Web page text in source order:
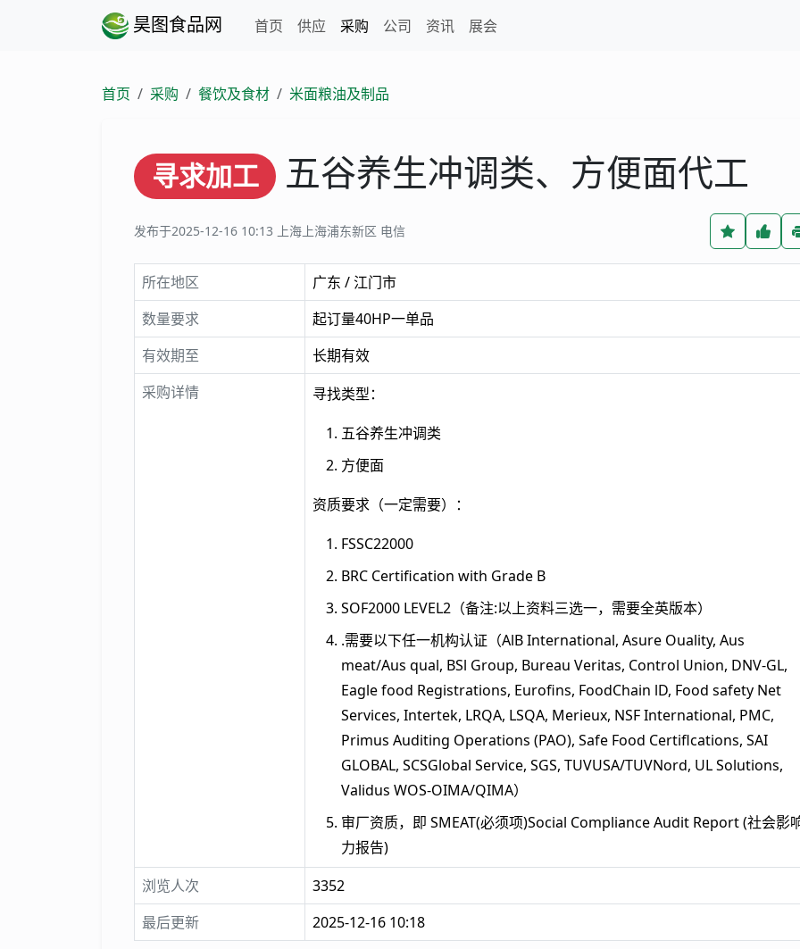
昊图食品网 首页 供应 采购 公司 资讯 展会
首页 采购 餐饮及食材 米面粮油及制品
寻求加工 五谷养生冲调类、方便面代工
发布于2025-12-16 10:13 上海上海浦东新区 电信
所在地区
广东 / 江门市
数量要求
起订量40HP一单品
有效期至
长期有效
采购详情
寻找类型：
五谷养生冲调类
方便面
资质要求（一定需要）：
FSSC22000
BRC Certification with Grade B
SOF2000 LEVEL2（备注:以上资料三选一，需要全英版本）
.需要以下任一机构认证（AlB International, Asure Ouality, Aus
meat/Aus qual, BSl Group, Bureau Veritas, Control Union, DNV-GL,
Eagle food Registrations, Eurofins, FoodChain lD, Food safety Net
Services, Intertek, LRQA, LSQA, Merieux, NSF International, PMC,
Primus Auditing Operations (PAO), Safe Food Certiflcations, SAI
GLOBAL, SCSGlobal Service, SGS, TUVUSA/TUVNord, UL Solutions,
Validus WOS-OIMA/QIMA）
审厂资质，即 SMEAT(必须项)Social Compliance Audit Report (社会影
力报告)
浏览人次
3352
最后更新
2025-12-16 10:18